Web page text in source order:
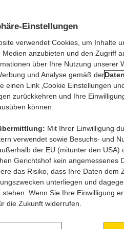
Deine Bewerbung
Kontakt
Menschen, dein Herz
wir uns, dich in einem
Als einer der größten
für jeden Geschmack.
Einstellungen
verwendet Cookies, um Inhalte
Medien anzubieten und den Zugriff
über Ihre Nutzung unserer
und Analyse gemäß der
einen Link ‚Cookie Einstellungen
zurückkehren und Ihre
können.
Mit Ihrer Einwilligung
verwendet sowie Besuchs- und
der EU (mitunter den USA)
Gerichtshof kein angemessenes
das Risiko, dass Ihre Daten dem
unterliegen und
stehen. Wenn Sie Ihre Einwilligung
die Zukunft widerrufen.